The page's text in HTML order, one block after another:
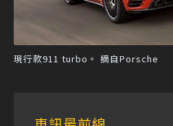
現行款911 turbo。 摘自Porsche